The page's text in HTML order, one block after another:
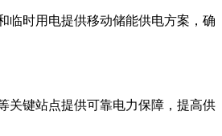
临时用电提供移动储能供电方案，确
关键站点提供可靠电力保障，提高供